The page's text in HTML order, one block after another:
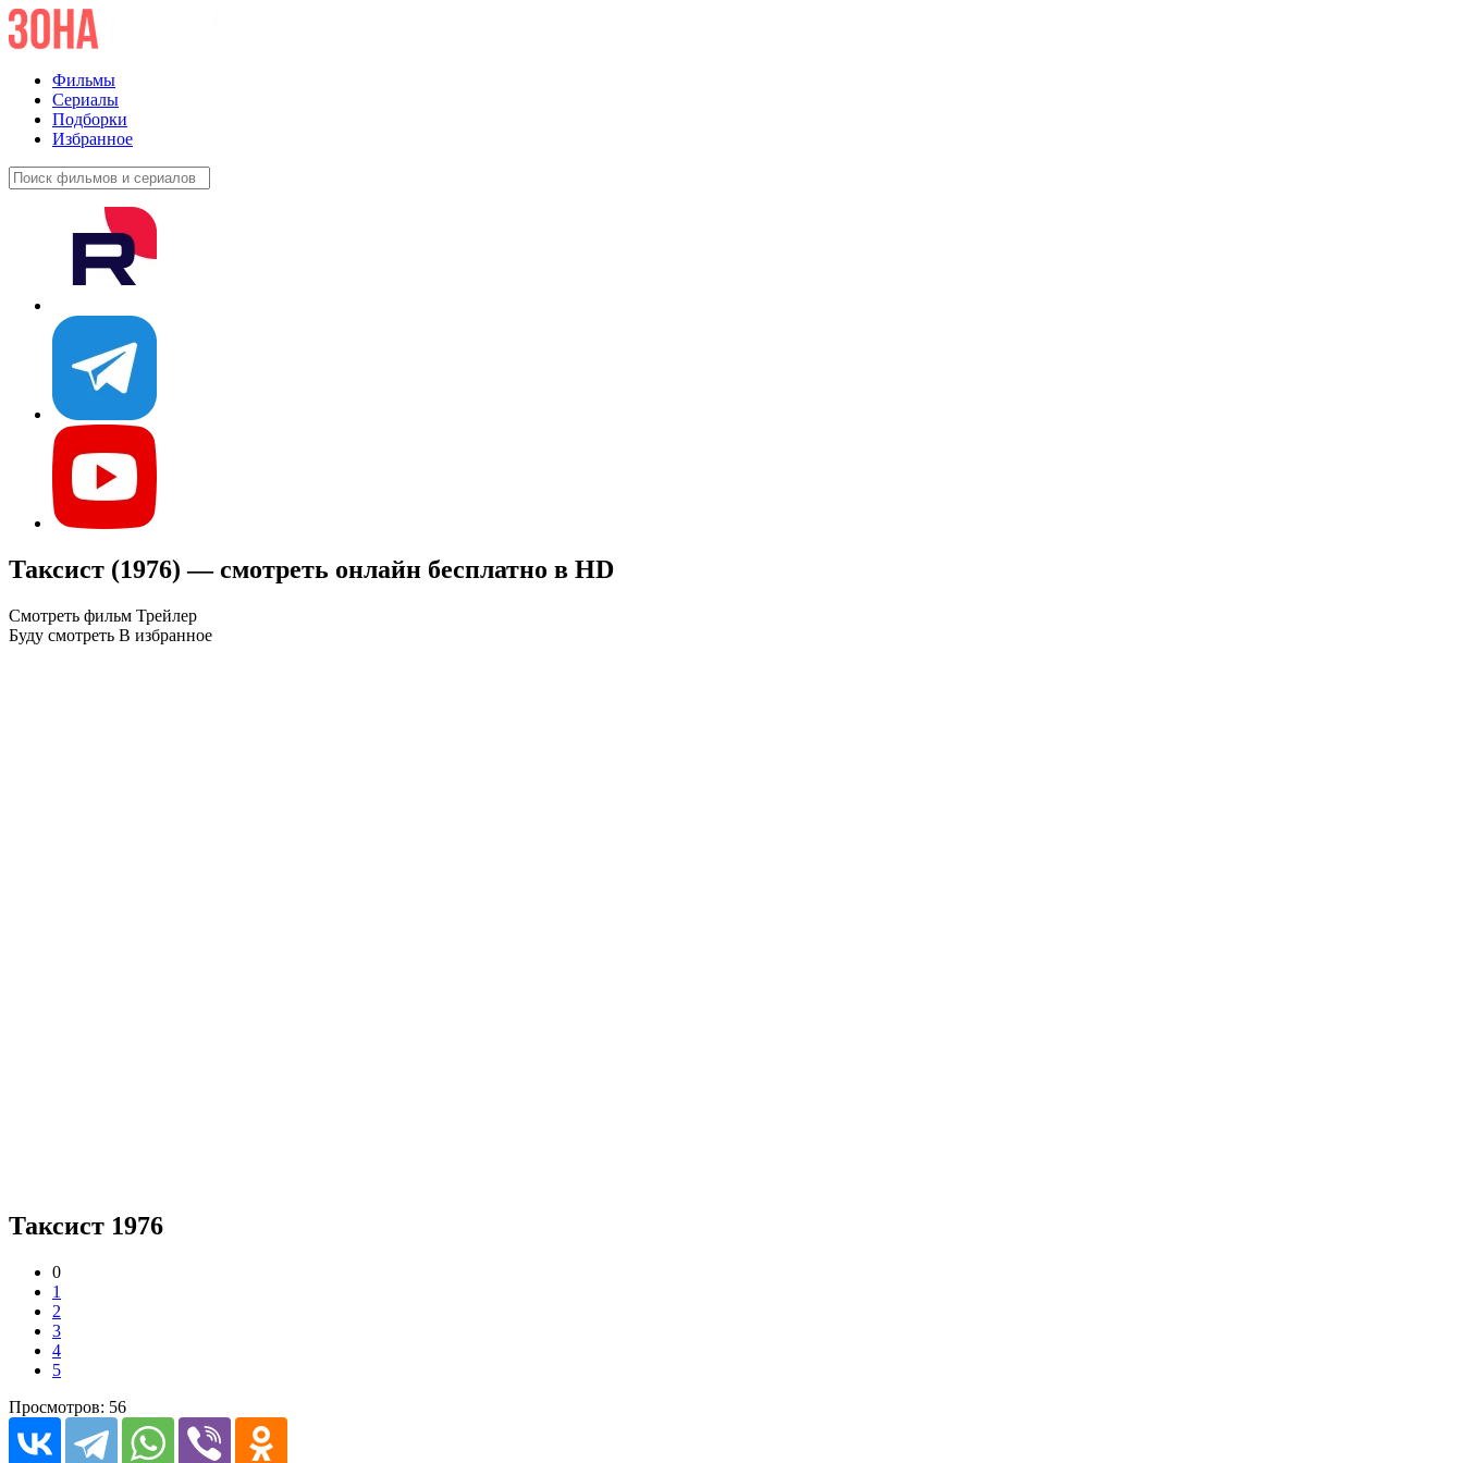
Фильмы
Сериалы
Подборки
Избранное
Таксист (1976) — смотреть онлайн бесплатно в HD
Смотреть фильм Трейлер
Буду смотреть В избранное
Таксист 1976
0
1
2
3
4
5
Просмотров: 56